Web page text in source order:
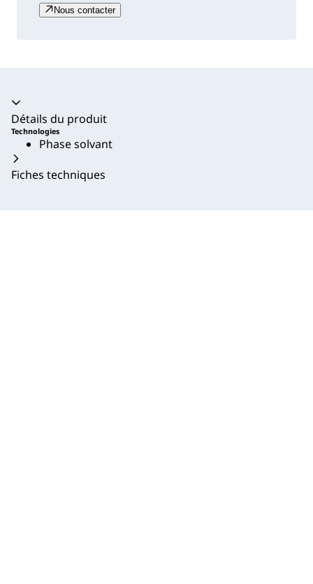
Nous contacter
Accordéon fermé
Détails du produit
Technologies
Phase solvant
Fiches techniques